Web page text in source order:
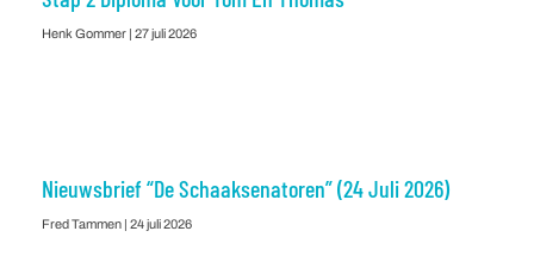
Henk Gommer 27 juli 2026
Nieuwsbrief “De Schaaksenatoren” (24 Juli 2026)
Fred Tammen 24 juli 2026